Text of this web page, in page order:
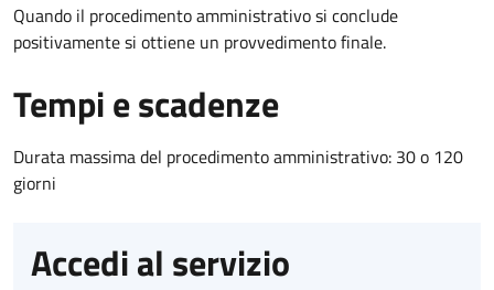
Quando il procedimento amministrativo si conclude
positivamente si ottiene un provvedimento finale.
Tempi e scadenze
Durata massima del procedimento amministrativo: 30 o 120
giorni
Accedi al servizio